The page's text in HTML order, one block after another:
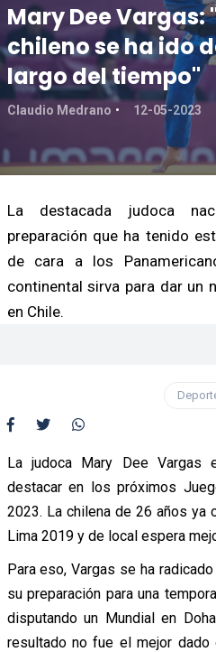
Mary Dee Vargas:
chileno se ha ido
largo del tiempo"
Claudio Medrano 12-05-2023
La destacada judoca
preparación que ha tenido
de cara a los
continental sirva para dar un
en Chile.
La judoca Mary Dee
destacar en los próximos
2023. La chilena de 26 años ya
Lima 2019 y de local espera
Para eso, Vargas se ha
su preparación para una
disputando un Mundial en
resultado no fue el mejor dado